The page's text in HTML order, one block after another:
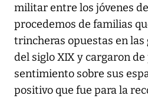
militar entre los jóvenes
procedemos de familias
trincheras opuestas en
del siglo XIX y cargaron
sentimiento sobre sus
positivo que fue para la